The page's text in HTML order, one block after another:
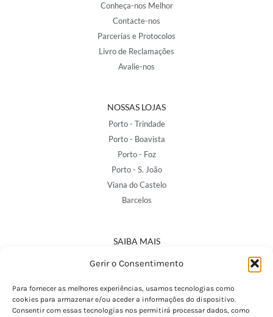
Gerir o Consentimento
Para fornecer as melhores experiências, usamos tecnologias como
cookies para armazenar e/ou aceder a informações do dispositivo.
Consentir com essas tecnologias nos permitirá processar dados, como
Conheça-nos Melhor
Contacte-nos
Parcerias e Protocolos
Livro de Reclamações
Avalie-nos
NOSSAS LOJAS
Porto - Trindade
Porto - Boavista
Porto - Foz
Porto - S. João
Viana do Castelo
Barcelos
SAIBA MAIS
Política de Privacidade
Termos e Condições
Perguntas Frequentes